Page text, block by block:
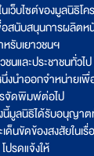
ว็บไซต์ของมูลนิธิโค
อสนับสนุนการผลิตห
หรับเยาวชนฯ
นและประชาชนทั่วไ
นึ่งนำออกจำหน่ายเ
จัดพิมพ์ต่อไป
นี้มูลนิธิได้รับอนุญา
นขัดข้องสงสัยในเ
โปรดแจ้งให้